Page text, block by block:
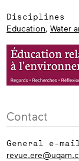
Disciplines
Education, Water
Contact
General e-